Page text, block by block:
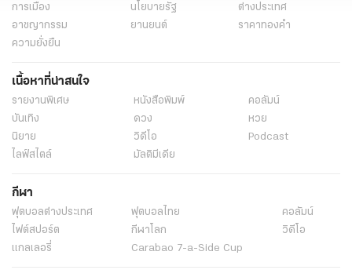
การเมือง
นโยบายรัฐ
ต่างประเทศ
อาชญากรรม
ยานยนต์
ราคาทองคำ
ความยั่งยืน
เนื้อหาที่น่าสนใจ
รายงานพิเศษ หนังสือพิมพ์
คอลัมน์
บันเทิง
ดวง
หวย
นิยาย
วิดีโอ
Podcast
ไลฟ์สไตล์
มัลติมีเดีย
กีฬา
ฟุตบอลต่่างประเทศ ฟุตบอลไทย
คอลัมน์
ไฟต์สปอร์ต
กีฬาโลก
วิดีโอ
แกลเลอรี่
Carabao 7-a-Side Cup